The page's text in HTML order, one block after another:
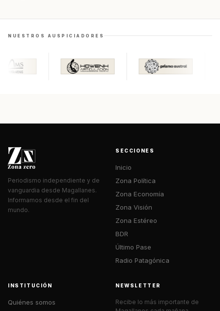
NUESTROS AUSPICIADORES
Periodismo independiente y de
vanguardia desde Magallanes.
Informamos desde el fin del
mundo.
SECCIONES
Inicio
Zona Política
Zona Economía
Zona Visión
Zona Estéreo
BDR
Último Pase
Radio Patagónica
INSTITUCIÓN
Quiénes somos
NEWSLETTER
Recibe lo más importante de